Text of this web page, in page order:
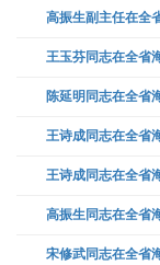
高振生副主任在全
王玉芬同志在全省
陈延明同志在全省
王诗成同志在全省
王诗成同志在全省
高振生同志在全省
宋修武同志在全省